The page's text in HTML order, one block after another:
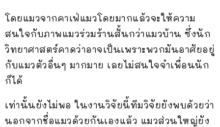
โดยแมวจากคาเฟ่แมวโดยมากแล้วจะให้ความ
สนใจกับภาพแมวร่วมร้านสั้นกว่าแมวบ้าน ซึ่งนัก
วิทยาศาสตร์คาดว่าอาจเป็นเพราะพวกมันอาศัยอยู่
กับแมวตัวอื่นๆ มากมาย เลยไม่สนใจจำเพื่อนนัก
ก็ได้
เท่านั้นยังไม่พอ ในงานวิจัยนี้ทีมวิจัยยังพบด้วยว่า
นอกจากชื่อแมวด้วยกันเองแล้ว แมวส่วนใหญ่ยัง